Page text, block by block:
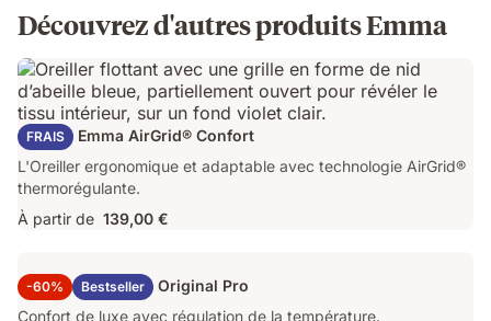
Découvrez d'autres produits Emma
FRAIS
Oreiller Emma AirGrid® Confort
L'Oreiller ergonomique et adaptable avec technologie AirGrid®
thermorégulante.
À partir de 139,00 €
-60% Bestseller
Surmatelas Emma Original Pro
Confort de luxe avec régulation de la température.